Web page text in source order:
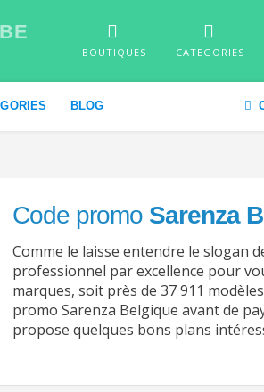
BOUTIQUES CATEGORIES
BLOG
Code promo Sarenza
Comme le laisse entendre le slogan
professionnel par excellence pour
marques, soit près de 37 911
promo Sarenza Belgique avant de
propose quelques bons plans